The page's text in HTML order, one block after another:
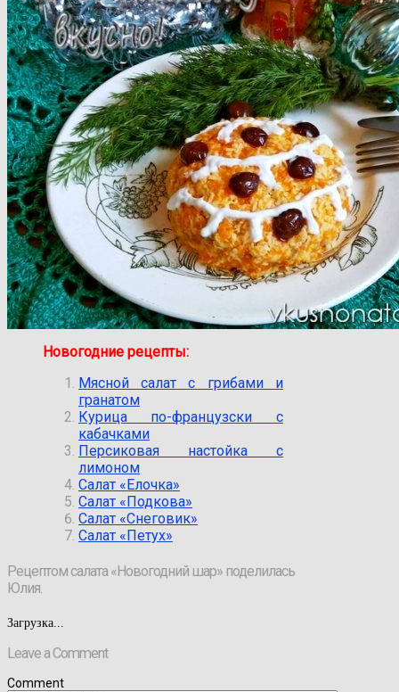
Новогодние рецепты:
Мясной салат с грибами и
гранатом
Курица по-французски с
кабачками
Персиковая настойка с
лимоном
Салат «Елочка»
Салат «Подкова»
Салат «Снеговик»
Салат «Петух»
Рецептом салата «Новогодний шар» поделилась
Юлия.
Загрузка...
Leave a Comment
Comment